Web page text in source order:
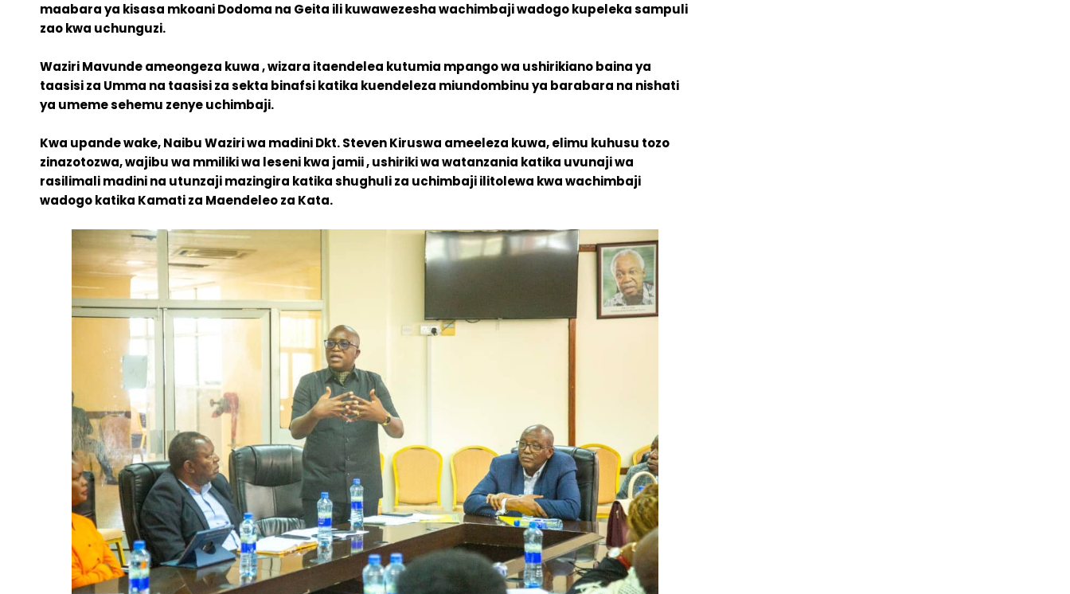
maabara ya kisasa mkoani Dodoma na Geita ili kuwawezesha wachimbaji wadogo kupeleka sampuli
zao kwa uchunguzi.
Waziri Mavunde ameongeza kuwa , wizara itaendelea kutumia mpango wa ushirikiano baina ya
taasisi za Umma na taasisi za sekta binafsi katika kuendeleza miundombinu ya barabara na nishati
ya umeme sehemu zenye uchimbaji.
Kwa upande wake, Naibu Waziri wa madini Dkt. Steven Kiruswa ameeleza kuwa, elimu kuhusu tozo
zinazotozwa, wajibu wa mmiliki wa leseni kwa jamii , ushiriki wa watanzania katika uvunaji wa
rasilimali madini na utunzaji mazingira katika shughuli za uchimbaji ilitolewa kwa wachimbaji
wadogo katika Kamati za Maendeleo za Kata.